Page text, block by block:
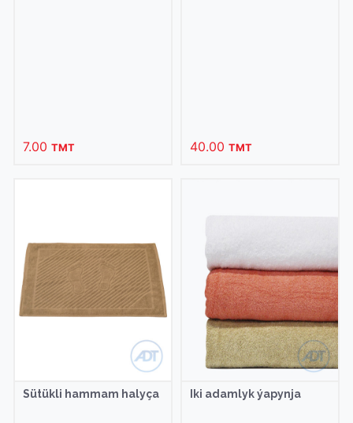
7.00 TMT 40.00 TMT
Sütükli hammam halyça Iki adamlyk ýapynja